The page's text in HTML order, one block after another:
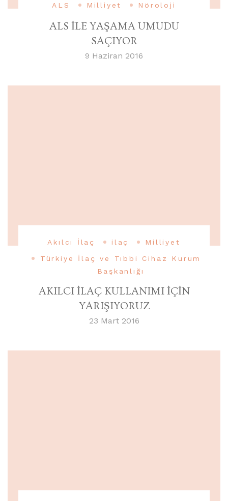
ALS Milliyet Nöroloji
ALS İLE YAŞAMA UMUDU
SAÇIYOR
9 Haziran 2016
Akılcı İlaç ilaç
Milliyet
Türkiye İlaç ve Tıbbi Cihaz Kurum
Başkanlığı
AKILCI İLAÇ KULLANIMI İÇİN
YARIŞIYORUZ
23 Mart 2016